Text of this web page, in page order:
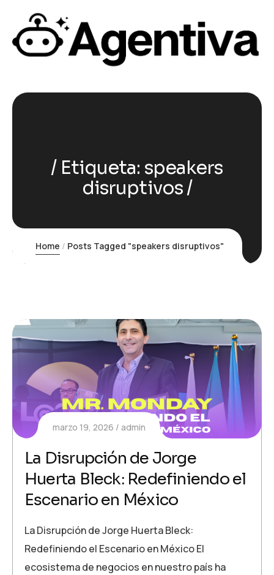
Etiqueta: speakers
disruptivos
Home Posts Tagged "speakers disruptivos"
marzo 19, 2026 admin
La Disrupción de Jorge
Huerta Bleck: Redefiniendo el
Escenario en México
La Disrupción de Jorge Huerta Bleck:
Redefiniendo el Escenario en México El
ecosistema de negocios en nuestro país ha